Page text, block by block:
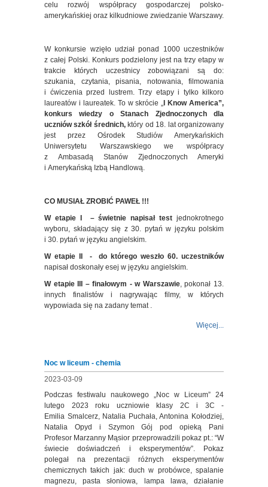
celu rozwój współpracy gospodarczej polsko-
amerykańskiej oraz kilkudniowe zwiedzanie Warszawy.
W konkursie wzięło udział ponad 1000 uczestników
z całej Polski. Konkurs podzielony jest na trzy etapy w
trakcie których uczestnicy zobowiązani są do:
szukania, czytania, pisania, notowania, filmowania
i ćwiczenia przed lustrem. Trzy etapy i tylko kilkoro
laureatów i laureatek. To w skrócie „ I Know America”,
konkurs wiedzy o Stanach Zjednoczonych dla
uczniów szkół średnich, który od 18. lat organizowany
jest przez Ośrodek Studiów Amerykańskich
Uniwersytetu Warszawskiego we współpracy
z Ambasadą Stanów Zjednoczonych Ameryki
i Amerykańską Izbą Handlową.
CO MUSIAŁ ZROBIĆ PAWEŁ !!!
W etapie I – świetnie napisał test jednokrotnego
wyboru, składający się z 30. pytań w języku polskim
i 30. pytań w języku angielskim.
W etapie II - do którego weszło 60. uczestników
napisał doskonały esej w języku angielskim.
W etapie III – finałowym - w Warszawie, pokonał 13.
innych finalistów i nagrywając filmy, w których
wypowiada się na zadany temat .
Więcej...
Noc w liceum - chemia
2023-03-09
Podczas festiwalu naukowego „Noc w Liceum” 24
lutego 2023 roku uczniowie klasy 2C i 3C -
Emilia Smalcerz, Natalia Puchała, Antonina Kołodziej,
Natalia Opyd i Szymon Gój pod opieką Pani
Profesor Marzanny Mąsior przeprowadzili pokaz pt.: “W
świecie doświadczeń i eksperymentów”. Pokaz
polegał na prezentacji różnych eksperymentów
chemicznych takich jak: duch w probówce, spalanie
magnezu, pasta słoniowa, lampa lawa, działanie